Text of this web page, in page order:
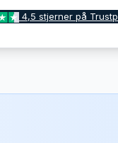
4,5 stjerner på